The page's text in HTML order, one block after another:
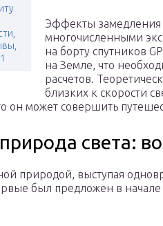
Эффекты
многочисленными
на борту спутников
на Земле, что
расчетов.
близких к скорости
он может совершить
света:
природой, выступая
был предложен в